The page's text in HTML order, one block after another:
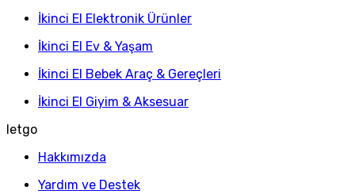
İkinci El Elektronik Ürünler
İkinci El Ev & Yaşam
İkinci El Bebek Araç & Gereçleri
İkinci El Giyim & Aksesuar
letgo
Hakkımızda
Yardım ve Destek